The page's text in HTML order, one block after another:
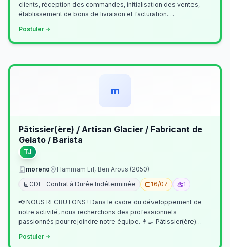
clients, réception des commandes, initialisation des ventes,
établissement de bons de livraison et facturation.
Postuler
m
Pâtissier(ère) / Artisan Glacier / Fabricant de
Gelato / Barista
TJ
moreno
Hammam Lif, Ben Arous (2050)
CDI - Contrat à Durée Indéterminée
16/07 1
📢 NOUS RECRUTONS ! Dans le cadre du développement de
notre activité, nous recherchons des professionnels
passionnés pour rejoindre notre équipe. 👨‍🍳 Pâtissier(ère)
Postuler